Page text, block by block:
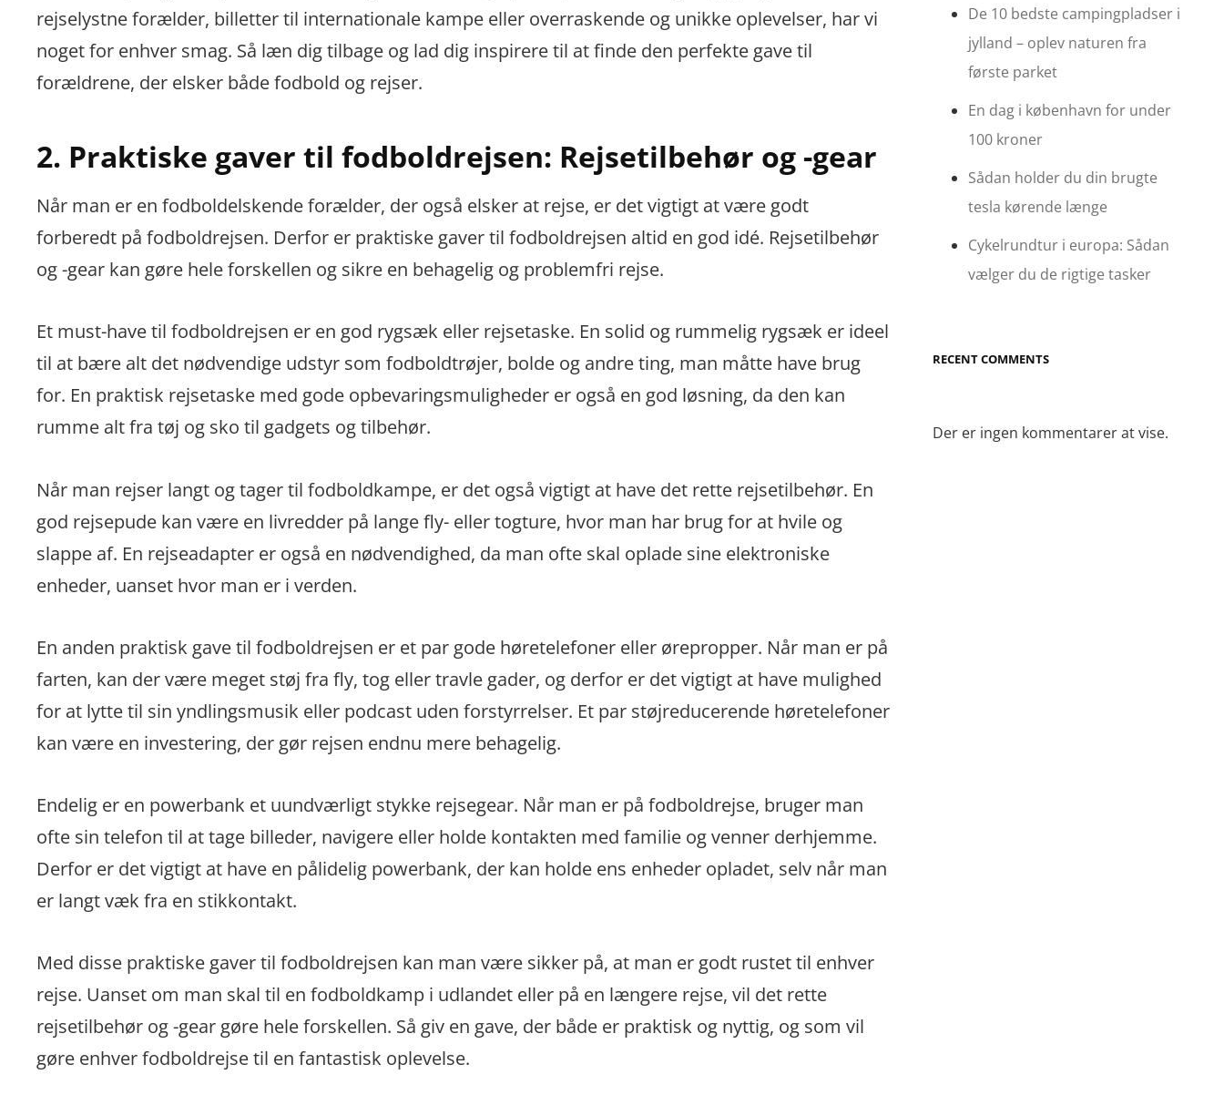
rejselystne forælder, billetter til internationale kampe eller overraskende og unikke oplevelser, har vi
noget for enhver smag. Så læn dig tilbage og lad dig inspirere til at finde den perfekte gave til
forældrene, der elsker både fodbold og rejser.
2. Praktiske gaver til fodboldrejsen: Rejsetilbehør og -gear
Når man er en fodboldelskende forælder, der også elsker at rejse, er det vigtigt at være godt
forberedt på fodboldrejsen. Derfor er praktiske gaver til fodboldrejsen altid en god idé. Rejsetilbehør
og -gear kan gøre hele forskellen og sikre en behagelig og problemfri rejse.
Et must-have til fodboldrejsen er en god rygsæk eller rejsetaske. En solid og rummelig rygsæk er ideel
til at bære alt det nødvendige udstyr som fodboldtrøjer, bolde og andre ting, man måtte have brug
for. En praktisk rejsetaske med gode opbevaringsmuligheder er også en god løsning, da den kan
rumme alt fra tøj og sko til gadgets og tilbehør.
Når man rejser langt og tager til fodboldkampe, er det også vigtigt at have det rette rejsetilbehør. En
god rejsepude kan være en livredder på lange fly- eller togture, hvor man har brug for at hvile og
slappe af. En rejseadapter er også en nødvendighed, da man ofte skal oplade sine elektroniske
enheder, uanset hvor man er i verden.
En anden praktisk gave til fodboldrejsen er et par gode høretelefoner eller ørepropper. Når man er på
farten, kan der være meget støj fra fly, tog eller travle gader, og derfor er det vigtigt at have mulighed
for at lytte til sin yndlingsmusik eller podcast uden forstyrrelser. Et par støjreducerende høretelefoner
kan være en investering, der gør rejsen endnu mere behagelig.
Endelig er en powerbank et uundværligt stykke rejsegear. Når man er på fodboldrejse, bruger man
ofte sin telefon til at tage billeder, navigere eller holde kontakten med familie og venner derhjemme.
Derfor er det vigtigt at have en pålidelig powerbank, der kan holde ens enheder opladet, selv når man
er langt væk fra en stikkontakt.
Med disse praktiske gaver til fodboldrejsen kan man være sikker på, at man er godt rustet til enhver
rejse. Uanset om man skal til en fodboldkamp i udlandet eller på en længere rejse, vil det rette
rejsetilbehør og -gear gøre hele forskellen. Så giv en gave, der både er praktisk og nyttig, og som vil
gøre enhver fodboldrejse til en fantastisk oplevelse.
De 10 bedste campingpladser i
jylland – oplev naturen fra
første parket
En dag i københavn for under
100 kroner
Sådan holder du din brugte
tesla kørende længe
Cykelrundtur i europa: Sådan
vælger du de rigtige tasker
RECENT COMMENTS
Der er ingen kommentarer at vise.